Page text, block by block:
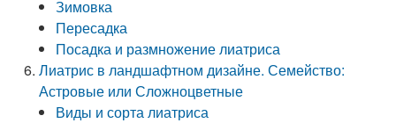
Зимовка
Пересадка
Посадка и размножение лиатриса
Лиатрис в ландшафтном дизайне. Семейство:
Астровые или Сложноцветные
Виды и сорта лиатриса